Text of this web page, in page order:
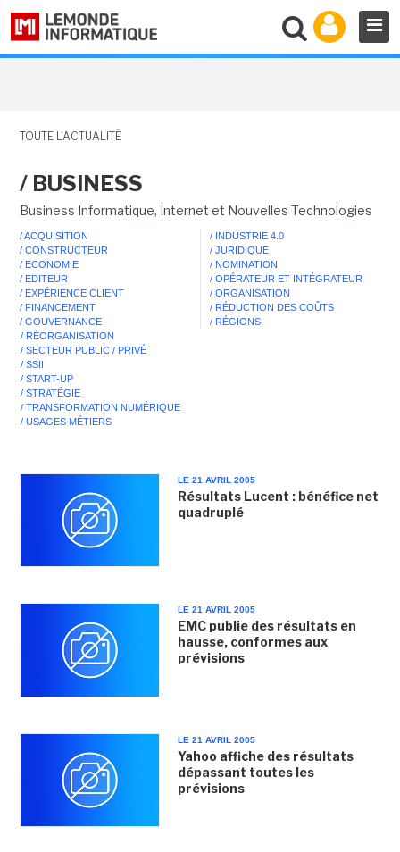
TOUTE L'ACTUALITÉ
/ BUSINESS
Business Informatique, Internet et Nouvelles Technologies
/ ACQUISITION
/ CONSTRUCTEUR
/ ECONOMIE
/ EDITEUR
/ EXPÉRIENCE CLIENT
/ FINANCEMENT
/ GOUVERNANCE
/ INDUSTRIE 4.0
/ JURIDIQUE
/ NOMINATION
/ OPÉRATEUR ET INTÉGRATEUR
/ ORGANISATION
/ RÉDUCTION DES COÛTS
/ RÉGIONS
/ RÉORGANISATION
/ SECTEUR PUBLIC / PRIVÉ
/ SSII
/ START-UP
/ STRATÉGIE
/ TRANSFORMATION NUMÉRIQUE
/ USAGES MÉTIERS
LE 21 AVRIL 2005
Résultats Lucent : bénéfice net
quadruplé
LE 21 AVRIL 2005
EMC publie des résultats en
hausse, conformes aux
prévisions
LE 21 AVRIL 2005
Yahoo affiche des résultats
dépassant toutes les
prévisions